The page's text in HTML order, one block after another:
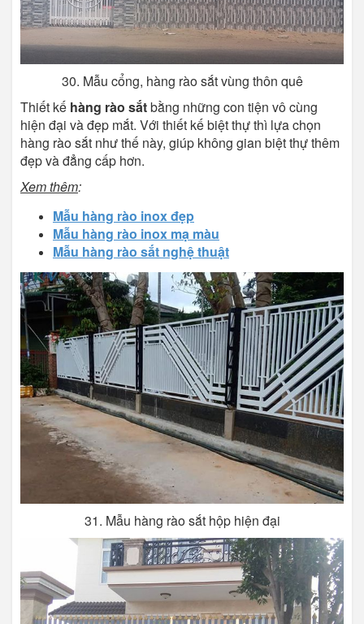
30. Mẫu cổng, hàng rào sắt vùng thôn quê
Thiết kế hàng rào sắtbằng những con tiện vô cùng
hiện đại và đẹp mắt. Với thiết kế biệt thự thì lựa chọn
hàng rào sắt như thế này, giúp không gian biệt thự thêm
đẹp và đẳng cấp hơn.
Xem thêm:
Mẫu hàng rào inox đẹp
Mẫu hàng rào inox mạ màu
Mẫu hàng rào sắt nghệ thuật
31. Mẫu hàng rào sắt hộp hiện đại